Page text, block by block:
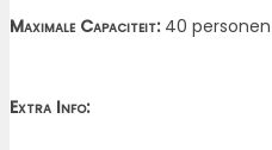
Maximale Capaciteit: 40 personen
Extra Info: